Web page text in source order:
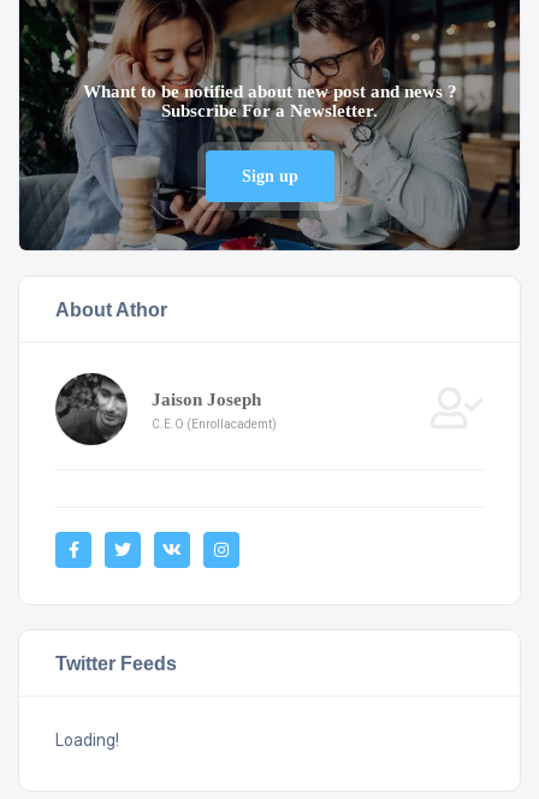
Whant to be notified about new post and news ?
Subscribe For a Newsletter.
Sign up
About Athor
Jaison Joseph
C.E.O (Enrollacademt)
Twitter Feeds
Loading!